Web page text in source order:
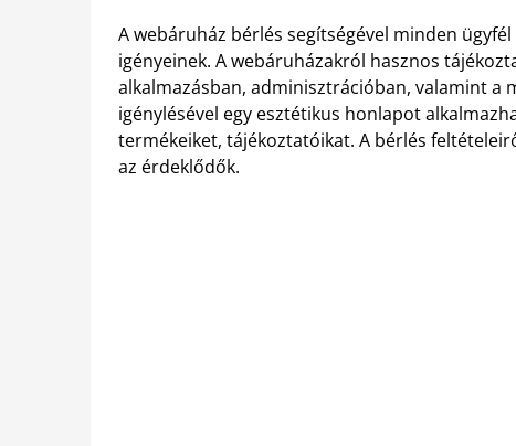
A webáruház bérlés segítségével minden
igényeinek. A webáruházakról hasznos
alkalmazásban, adminisztrációban, valamint a
igénylésével egy esztétikus honlapot
termékeiket, tájékoztatóikat. A bérlés
az érdeklődők.